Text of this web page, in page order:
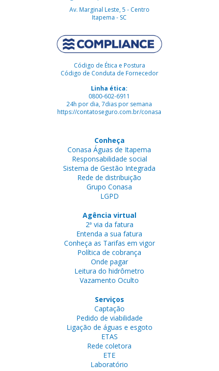
Av. Marginal Leste, 5 - Centro
Itapema - SC
Código de Ética e Postura
Código de Conduta de Fornecedor
Linha ética:
0800-602-6911
24h por dia, 7dias por semana
https://contatoseguro.com.br/conasa
Conheça
Conasa Águas de Itapema
Responsabilidade social
Sistema de Gestão Integrada
Rede de distribuição
Grupo Conasa
LGPD
Agência virtual
2ª via da fatura
Entenda a sua fatura
Conheça as Tarifas em vigor
Política de cobrança
Onde pagar
Leitura do hidrômetro
Vazamento Oculto
Serviços
Captação
Pedido de viabilidade
Ligação de águas e esgoto
ETAS
Rede coletora
ETE
Laboratório